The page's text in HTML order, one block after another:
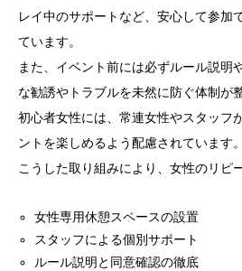
レイ中のサポートなど、安心して参加
ています。
また、イベント前には必ずルール説明
な勧誘やトラブルを未然に防ぐ体制が
初心者女性には、常連女性やスタッフ
ントを楽しめるよう配慮されています。
こうした取り組みにより、女性のリピ
女性専用休憩スペースの設置
スタッフによる個別サポート
ルール説明と同意確認の徹底